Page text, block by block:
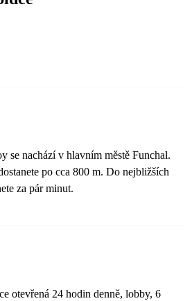
se nachází v hlavním městě Funchal.
po cca 800 m. Do nejbližších
za pár minut.
otevřená 24 hodin denně, lobby, 6